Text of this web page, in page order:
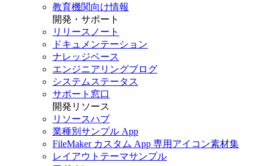
教育機関向け情報
開発・サポート
リリースノート
ドキュメンテーション
ナレッジベース
エンジニアリングブログ
システムステータス
サポート窓口
開発リソース
リソースハブ
業種別サンプル App
FileMaker カスタム App 専用アイコン素材集
レイアウトテーマサンプル